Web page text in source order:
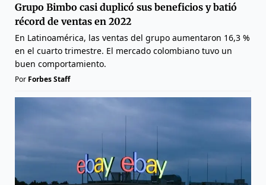
Grupo Bimbo casi duplicó sus beneficios y batió
récord de ventas en 2022
En Latinoamérica, las ventas del grupo aumentaron 16,3 %
en el cuarto trimestre. El mercado colombiano tuvo un
buen comportamiento.
Por Forbes Staff